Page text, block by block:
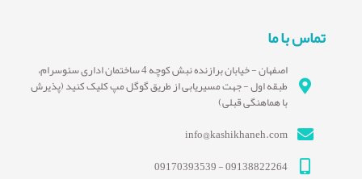
تماس با ما
اصفهان - خیابان برازنده نبش کوچه 4 ساختمان اداری سئوسرام،
طبقه اول - جهت مسیریابی از طریق گوگل مپ کلیک کنید (پذیرش
با هماهنگی قبلی)
info@kashikhaneh.com
09138822264 - 09170393539